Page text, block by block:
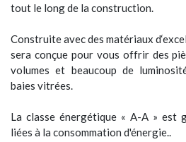
tout le long de la construction.
Construite avec des matériaux
sera conçue pour vous offrir des
volumes et beaucoup de
baies vitrées.
La classe énergétique « A-A » est
liées à la consommation d'énergie..